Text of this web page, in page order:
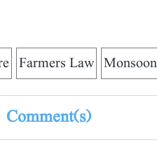
Farmers Law
Comment(s)